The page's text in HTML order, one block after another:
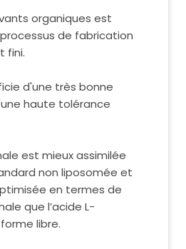
organiques est
de fabrication
fini.
d'une très bonne
haute tolérance
est mieux assimilée
non liposomée et
en termes de
que l’acide L-
libre.